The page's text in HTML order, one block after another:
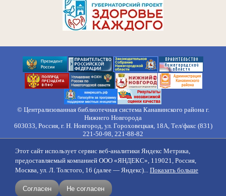
создание сайтов
продвижение
поддержка
© Централизованная библиотечная система Канавинского района г.
Нижнего Новгорода
603033, Россия, г. Н. Новгород, ул. Гороховецкая, 18А, Тел/факс (831)
221-50-98, 221-88-82
Контакты Противодействие коррупции
Противодействие
идеологии терроризма
Напишите нам
Этот сайт использует сервис веб-аналитики Яндекс Метрика,
предоставляемый компанией ООО «ЯНДЕКС», 119021, Россия,
Москва, ул. Л. Толстого, 16 (далее — Яндекс)... Показать больше
Согласен Не согласен